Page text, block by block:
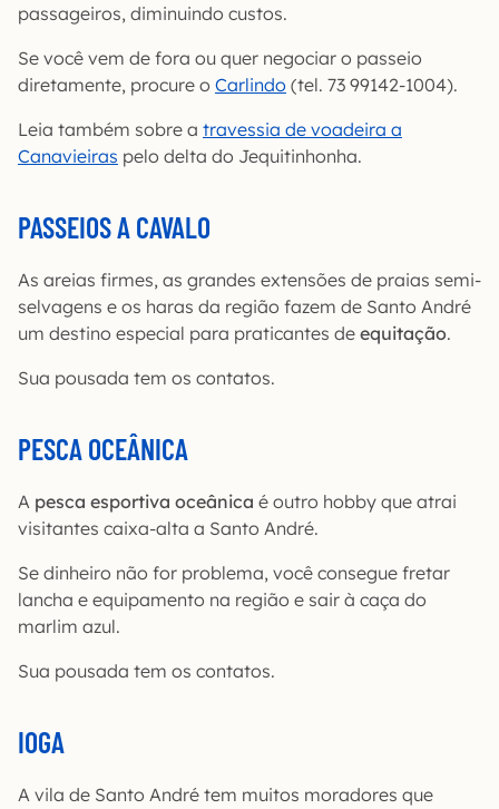
passageiros, diminuindo custos.
Se você vem de fora ou quer negociar o passeio
diretamente, procure o Carlindo (tel. 73 99142-1004).
Leia também sobre a travessia de voadeira a
Canavieiras pelo delta do Jequitinhonha.
PASSEIOS A CAVALO
As areias firmes, as grandes extensões de praias semi-
selvagens e os haras da região fazem de Santo André
um destino especial para praticantes de equitação.
Sua pousada tem os contatos.
PESCA OCEÂNICA
A pesca esportiva oceânica é outro hobby que atrai
visitantes caixa-alta a Santo André.
Se dinheiro não for problema, você consegue fretar
lancha e equipamento na região e sair à caça do
marlim azul.
Sua pousada tem os contatos.
IOGA
A vila de Santo André tem muitos moradores que